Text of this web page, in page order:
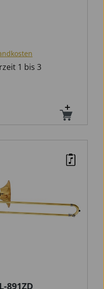
1 bis 3
891ZD